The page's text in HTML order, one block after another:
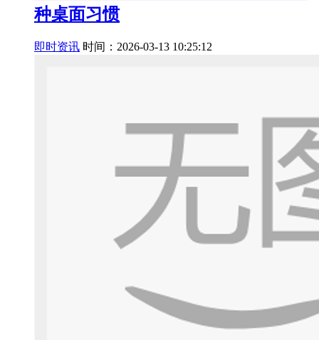
种桌面习惯
即时资讯 时间：2026-03-13 10:25:12